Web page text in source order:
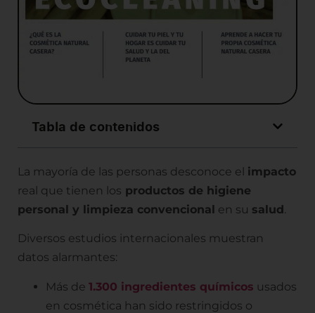
Tabla de contenidos
La mayoría de las personas desconoce el impacto
real que tienen los productos de higiene
personal y limpieza convencional en su salud.
Diversos estudios internacionales muestran
datos alarmantes:
Más de 1.300 ingredientes químicos usados
en cosmética han sido restringidos o